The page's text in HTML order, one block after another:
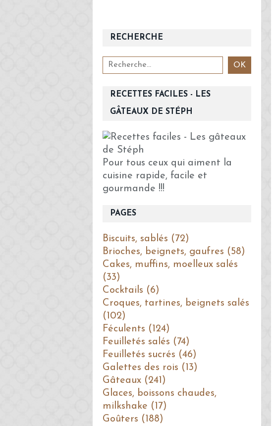
RECHERCHE
RECETTES FACILES - LES
GÂTEAUX DE STÉPH
Pour tous ceux qui aiment la
cuisine rapide, facile et
gourmande !!!
PAGES
Biscuits, sablés (72)
Brioches, beignets, gaufres (58)
Cakes, muffins, moelleux salés
(33)
Cocktails (6)
Croques, tartines, beignets salés
(102)
Féculents (124)
Feuilletés salés (74)
Feuilletés sucrés (46)
Galettes des rois (13)
Gâteaux (241)
Glaces, boissons chaudes,
milkshake (17)
Goûters (188)